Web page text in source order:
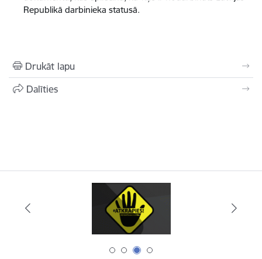
Republikā darbinieka statusā.
Drukāt lapu
Dalīties